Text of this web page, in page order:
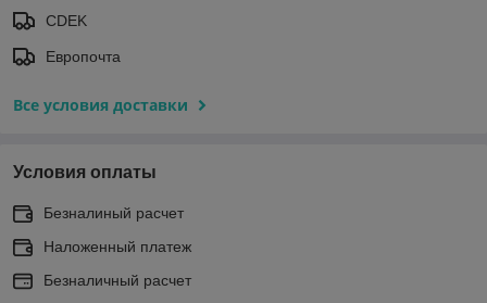
CDEK
Европочта
Все условия доставки
Условия оплаты
Безналиный расчет
Наложенный платеж
Безналичный расчет